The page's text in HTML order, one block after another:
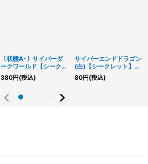
〔状態A-〕サイバーダ
ークワールド【シークレ
ット】{QCCP-JP033}
《魔法》
380円(税込)
サイバーエンドドラゴン
(白)【シークレット】
{QCAC-JP030}《融
合》
80円(税込)